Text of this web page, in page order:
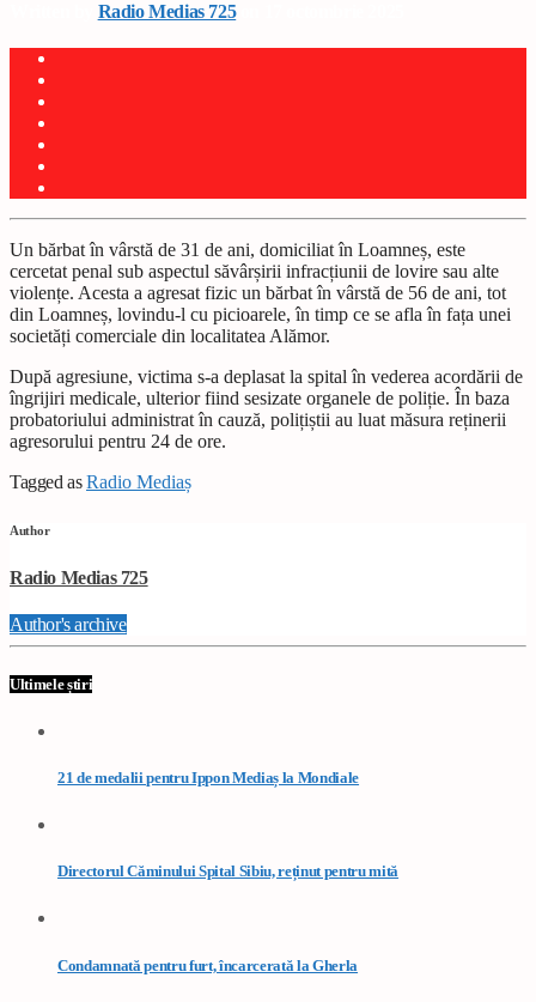
Radio Medias 725on 17 octombrie 2025
Un bărbat în vârstă de 31 de ani, domiciliat în Loamneș, este
cercetat penal sub aspectul săvârșirii infracțiunii de lovire sau alte
violențe. Acesta a agresat fizic un bărbat în vârstă de 56 de ani, tot
din Loamneș, lovindu-l cu picioarele, în timp ce se afla în fața unei
societăți comerciale din localitatea Alămor.
După agresiune, victima s-a deplasat la spital în vederea acordării de
îngrijiri medicale, ulterior fiind sesizate organele de poliție. În baza
probatoriului administrat în cauză, polițiștii au luat măsura reținerii
agresorului pentru 24 de ore.
Tagged asRadio Mediaș
Author
Radio Medias 725
Author's archive
Ultimele știri
21 de medalii pentru Ippon Mediaș la Mondiale
Directorul Căminului Spital Sibiu, reținut pentru mită
Condamnată pentru furt, încarcerată la Gherla